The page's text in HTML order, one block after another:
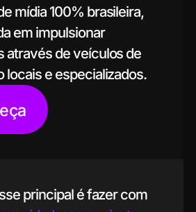
mídia 100% brasileira,
em impulsionar
através de veículos de
locais e especializados.
principal é fazer com